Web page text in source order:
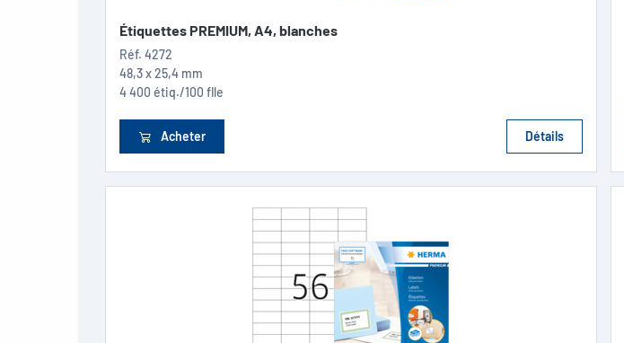
Étiquettes PREMIUM, A4, blanches
Réf. 4272
48,3 x 25,4 mm
4 400 étiq./100 flle
Acheter Détails